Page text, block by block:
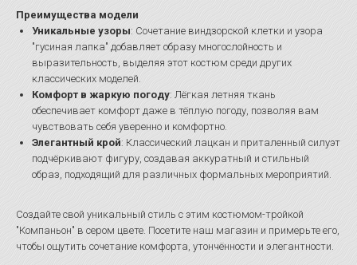
Преимущества модели
Уникальные узоры: Сочетание виндзорской клетки и узора
"гусиная лапка" добавляет образу многослойность и
выразительность, выделяя этот костюм среди других
классических моделей.
Комфорт в жаркую погоду: Лёгкая летняя ткань
обеспечивает комфорт даже в тёплую погоду, позволяя вам
чувствовать себя уверенно и комфортно.
Элегантный крой: Классический лацкан и приталенный силуэт
подчёркивают фигуру, создавая аккуратный и стильный
образ, подходящий для различных формальных мероприятий.
Создайте свой уникальный стиль с этим костюмом-тройкой
"Компаньон" в сером цвете. Посетите наш магазин и примерьте его,
чтобы ощутить сочетание комфорта, утончённости и элегантности.